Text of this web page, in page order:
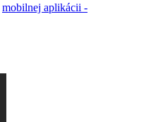
mobilnej aplikácii -